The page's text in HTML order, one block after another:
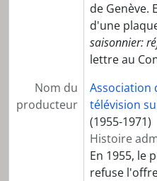
de Genève.
d'une
saisonnier:
lettre au
Nom du
producteur
Association
télévision
(1955-1971)
Histoire
En 1955, le
refuse